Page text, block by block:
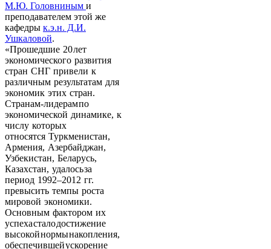
М.Ю. Головниным и
преподавателем этой же
кафедры к.э.н. Д.И.
Ушкаловой.
«Прошедшие 20 лет
экономического развития
стран СНГ привели к
различным результатам для
экономик этих стран.
Странам-лидерам по
экономической динамике, к
числу которых
относятся Туркменистан,
Армения, Азербайджан,
Узбекистан, Беларусь,
Казахстан, удалось за
период 1992–2012 гг.
превысить темпы роста
мировой экономики.
Основным фактором их
успеха стало достижение
высокой нормы накопления,
обеспечившей ускорение